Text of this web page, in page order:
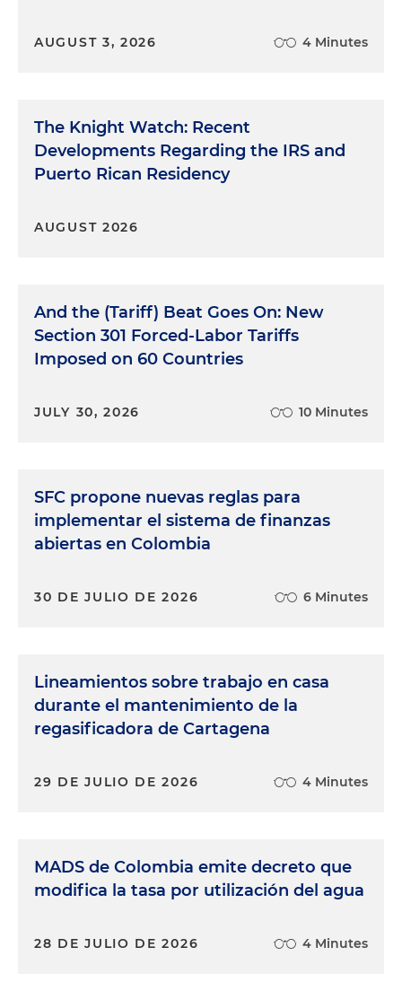
AUGUST 3, 2026 4 Minutes
The Knight Watch: Recent
Developments Regarding the IRS and
Puerto Rican Residency
AUGUST 2026
And the (Tariff) Beat Goes On: New
Section 301 Forced-Labor Tariffs
Imposed on 60 Countries
JULY 30, 2026 10 Minutes
SFC propone nuevas reglas para
implementar el sistema de finanzas
abiertas en Colombia
30 DE JULIO DE 2026 6 Minutes
Lineamientos sobre trabajo en casa
durante el mantenimiento de la
regasificadora de Cartagena
29 DE JULIO DE 2026 4 Minutes
MADS de Colombia emite decreto que
modifica la tasa por utilización del agua
28 DE JULIO DE 2026 4 Minutes